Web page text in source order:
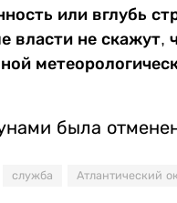
или вглубь
власти не скажут,
была
служба Атлантический